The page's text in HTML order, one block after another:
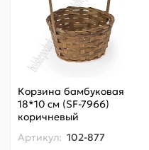
Корзина бамбуковая
18*10 см (SF-7966)
коричневый
Артикул: 102-877